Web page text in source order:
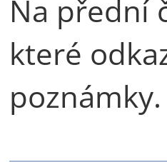
Na přední
které
poznámky.